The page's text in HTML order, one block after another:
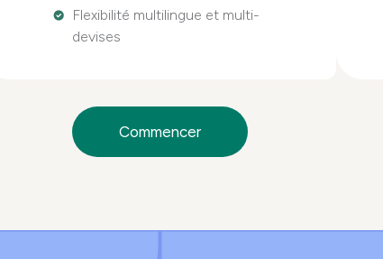
Flexibilité multilingue et multi-
devises
Commencer